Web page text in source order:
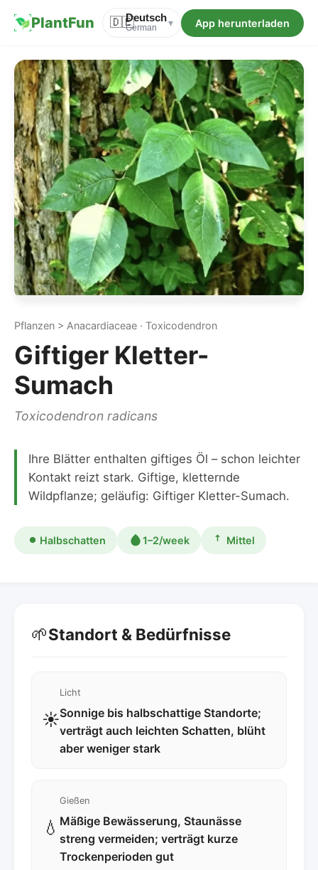
PlantFun 🇩🇪Deutsch
German ▾ App herunterladen
Pflanzen > Anacardiaceae · Toxicodendron
Giftiger Kletter-
Sumach
Toxicodendron radicans
Ihre Blätter enthalten giftiges Öl – schon leichter
Kontakt reizt stark. Giftige, kletternde
Wildpflanze; geläufig: Giftiger Kletter-Sumach.
Halbschatten 1–2/week Mittel
🌱Standort & Bedürfnisse
☀️
Licht
Sonnige bis halbschattige Standorte;
verträgt auch leichten Schatten, blüht
aber weniger stark
💧
Gießen
Mäßige Bewässerung, Staunässe
streng vermeiden; verträgt kurze
Trockenperioden gut